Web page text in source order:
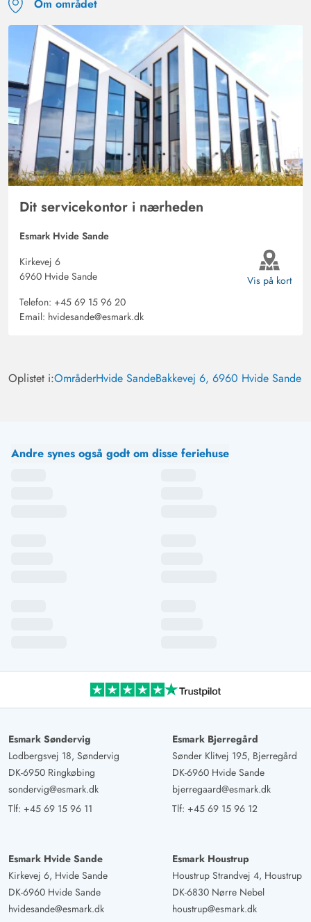
Om området
Dit servicekontor i nærheden
Esmark Hvide Sande
Kirkevej 6
6960 Hvide Sande
Telefon: +45 69 15 96 20
Email: hvidesande@esmark.dk
Vis på kort
Oplistet i:OmråderHvide SandeBakkevej 6, 6960 Hvide Sande
Andre synes også godt om disse feriehuse
Esmark Søndervig
Lodbergsvej 18, Søndervig
DK-6950 Ringkøbing
sondervig@esmark.dk
Tlf: +45 69 15 96 11
Esmark Bjerregård
Sønder Klitvej 195, Bjerregård
DK-6960 Hvide Sande
bjerregaard@esmark.dk
Tlf: +45 69 15 96 12
Esmark Hvide Sande
Kirkevej 6, Hvide Sande
DK-6960 Hvide Sande
hvidesande@esmark.dk
Esmark Houstrup
Houstrup Strandvej 4, Houstrup
DK-6830 Nørre Nebel
houstrup@esmark.dk